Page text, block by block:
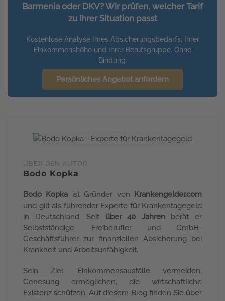
Barmenia oder DKV? Wir prüfen, welcher Tarif
zu Ihrer Situation passt
Kostenlose Analyse Ihres Absicherungsbedarfs, Ihrer
Einkommenshöhe und Ihrer Berufsgruppe. Ohne
Bindung.
Persönliches Angebot anfordern
ÜBER DEN AUTOR
Bodo Kopka
Bodo Kopka ist Gründer von
Krankengelder.com
und gilt als führender Experte für Krankentagegeld
in Deutschland. Seit über 40 Jahrenberät er
Selbstständige, Freiberufler und GmbH-
Geschäftsführer zur finanziellen Absicherung bei
Krankheit und Arbeitsunfähigkeit.
Sein Ziel: Einkommensausfälle vermeiden,
Genesung ermöglichen, die wirtschaftliche
Existenz schützen. Auf diesem Blog finden Sie über